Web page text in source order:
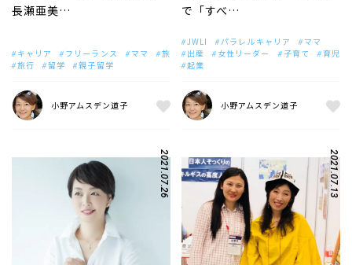
長瀬亜美…
キャリア フリーランス ママ
旅
旅行
留学 親子留学
小野アムスデン道子
で「すべ…
JWLI パラレルキャリア
ママ
出産
女性リーダー 子育て
育児
起業
小野アムスデン道子
2021.07.26 2021.07.13